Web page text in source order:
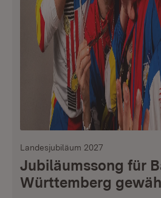
Landesjubiläum 2027
Jubiläumssong für
Württemberg